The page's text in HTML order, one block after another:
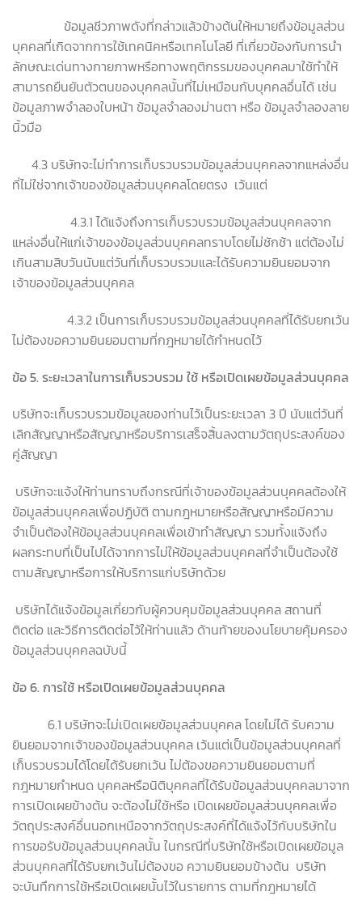
ข้อมูลชีวภาพดังที่กล่าวแล้วข้างต้นให้หมายถึงข้อมูลส่วน
บุคคลที่เกิดจากการใช้เทคนิคหรือเทคโนโลยี ที่เกี่ยวข้องกับการนำ
ลักษณะเด่นทางกายภาพหรือทางพฤติกรรมของบุคคลมาใช้ทำให้
สามารถยืนยันตัวตนของบุคคลนั้นที่ไม่เหมือนกับบุคคลอื่นได้ เช่น
ข้อมูลภาพจำลองใบหน้า ข้อมูลจำลองม่านตา หรือ ข้อมูลจำลองลาย
นิ้วมือ
4.3 บริษัทจะไม่ทำการเก็บรวบรวมข้อมูลส่วนบุคคลจากแหล่งอื่น
ที่ไม่ใช่จากเจ้าของข้อมูลส่วนบุคคลโดยตรง เว้นแต่
4.3.1 ได้แจ้งถึงการเก็บรวบรวมข้อมูลส่วนบุคคลจาก
แหล่งอื่นให้แก่เจ้าของข้อมูลส่วนบุคคลทราบโดยไม่ชักช้า แต่ต้องไม่
เกินสามสิบวันนับแต่วันที่เก็บรวบรวมและได้รับความยินยอมจาก
เจ้าของข้อมูลส่วนบุคคล
4.3.2 เป็นการเก็บรวบรวมข้อมูลส่วนบุคคลที่ได้รับยกเว้น
ไม่ต้องขอความยินยอมตามที่กฎหมายได้กำหนดไว้
ข้อ5. ระยะเวลาในการเก็บรวบรวม ใช้ หรือเปิดเผยข้อมูลส่วนบุคคล
บริษัทจะเก็บรวบรวมข้อมูลของท่านไว้เป็นระยะเวลา 3 ปี นับแต่วันที่
เลิกสัญญาหรือสัญญาหรือบริการเสร็จสิ้นลงตามวัตถุประสงค์ของ
คู่สัญญา
บริษัทจะแจ้งให้ท่านทราบถึงกรณีที่เจ้าของข้อมูลส่วนบุคคลต้องให้
ข้อมูลส่วนบุคคลเพื่อปฏิบัติ ตามกฎหมายหรือสัญญาหรือมีความ
จำเป็นต้องให้ข้อมูลส่วนบุคคลเพื่อเข้าทำสัญญา รวมทั้งแจ้งถึง
ผลกระทบที่เป็นไปได้จากการไม่ให้ข้อมูลส่วนบุคคลที่จำเป็นต้องใช้
ตามสัญญาหรือการให้บริการแก่บริษัทด้วย
บริษัทได้แจ้งข้อมูลเกี่ยวกับผู้ควบคุมข้อมูลส่วนบุคคล สถานที่
ติดต่อ และวิธีการติดต่อไว้ให้ท่านแล้ว ด้านท้ายของนโยบายคุ้มครอง
ข้อมูลส่วนบุคคลฉบับนี้
ข้อ6. การใช้ หรือเปิดเผยข้อมูลส่วนบุคคล
6.1 บริษัทจะไม่เปิดเผยข้อมูลส่วนบุคคล โดยไม่ได้ รับความ
ยินยอมจากเจ้าของข้อมูลส่วนบุคคล เว้นแต่เป็นข้อมูลส่วนบุคคลที่
เก็บรวบรวมได้โดยได้รับยกเว้น ไม่ต้องขอความยินยอมตามที่
กฎหมายกำหนด บุคคลหรือนิติบุคคลที่ได้รับข้อมูลส่วนบุคคลมาจาก
การเปิดเผยข้างต้น จะต้องไม่ใช้หรือ เปิดเผยข้อมูลส่วนบุคคลเพื่อ
วัตถุประสงค์อื่นนอกเหนือจากวัตถุประสงค์ที่ได้แจ้งไว้กับบริษัทใน
การขอรับข้อมูลส่วนบุคคลนั้น ในกรณีที่บริษัทใช้หรือเปิดเผยข้อมูล
ส่วนบุคคลที่ได้รับยกเว้นไม่ต้องขอ ความยินยอมข้างต้น บริษัท
จะบันทึกการใช้หรือเปิดเผยนั้นไว้ในรายการ ตามที่กฎหมายได้